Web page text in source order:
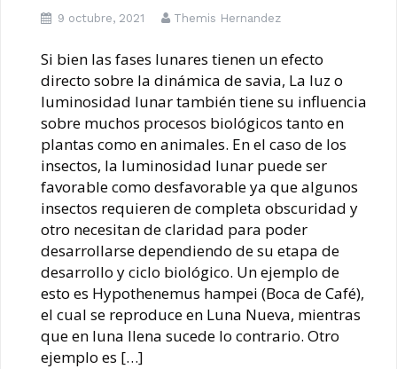
9 octubre, 2021 Themis Hernandez
Si bien las fases lunares tienen un efecto
directo sobre la dinámica de savia, La luz o
luminosidad lunar también tiene su influencia
sobre muchos procesos biológicos tanto en
plantas como en animales. En el caso de los
insectos, la luminosidad lunar puede ser
favorable como desfavorable ya que algunos
insectos requieren de completa obscuridad y
otro necesitan de claridad para poder
desarrollarse dependiendo de su etapa de
desarrollo y ciclo biológico. Un ejemplo de
esto es Hypothenemus hampei (Boca de Café),
el cual se reproduce en Luna Nueva, mientras
que en luna llena sucede lo contrario. Otro
ejemplo es […]